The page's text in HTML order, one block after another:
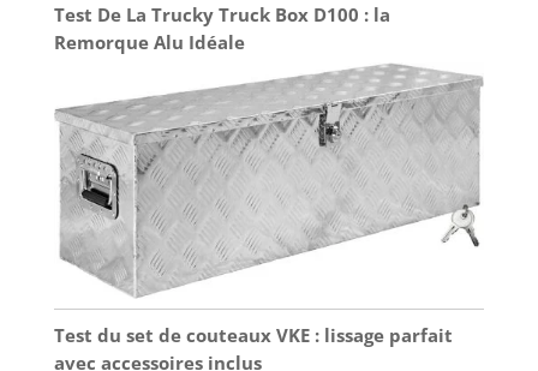
Test De La Trucky Truck Box D100 : la
Remorque Alu Idéale
Test du set de couteaux VKE : lissage parfait
avec accessoires inclus